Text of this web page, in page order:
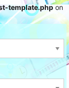
template.phpon
i